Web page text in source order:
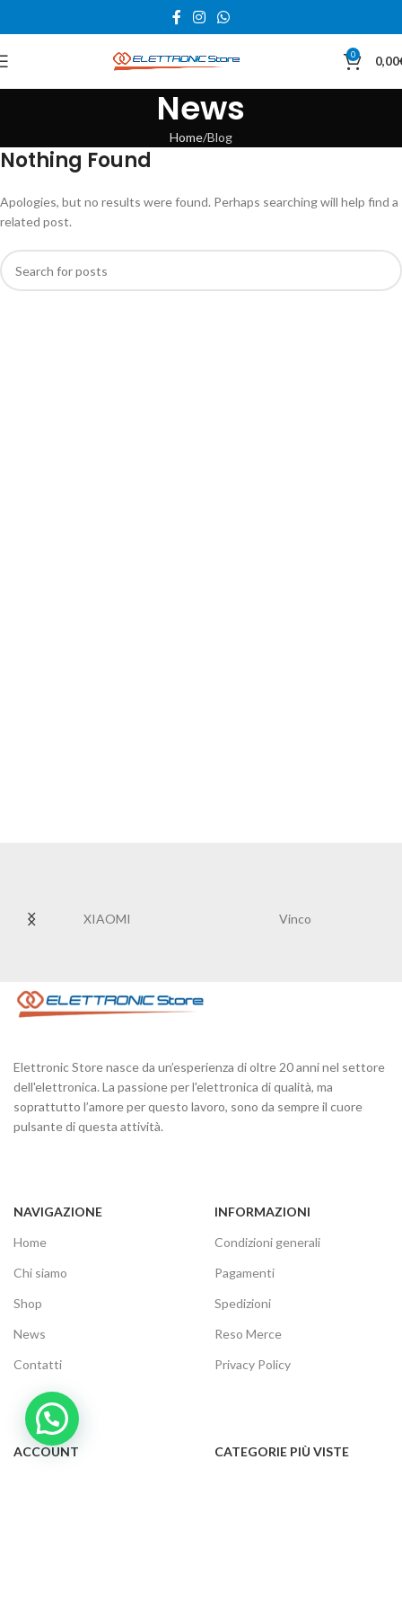
0 0,00
News
Home Blog
Nothing Found
Apologies, but no results were found. Perhaps searching will help find a
related post.
XIAOMI Vinco
Elettronic Store nasce da un’esperienza di oltre 20 anni nel settore
dell'elettronica. La passione per l'elettronica di qualità, ma
soprattutto l’amore per questo lavoro, sono da sempre il cuore
pulsante di questa attività.
NAVIGAZIONE
Home
Chi siamo
Shop
News
Contatti
INFORMAZIONI
Condizioni generali
Pagamenti
Spedizioni
Reso Merce
Privacy Policy
ACCOUNT
CATEGORIE PIÙ VISTE